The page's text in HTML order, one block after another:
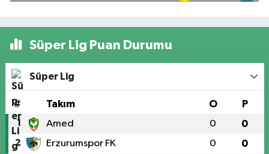
Süper Lig Puan Durumu
Süper Lig
# Takım O P
1 Amed 0 0
2 Erzurumspor FK 0 0